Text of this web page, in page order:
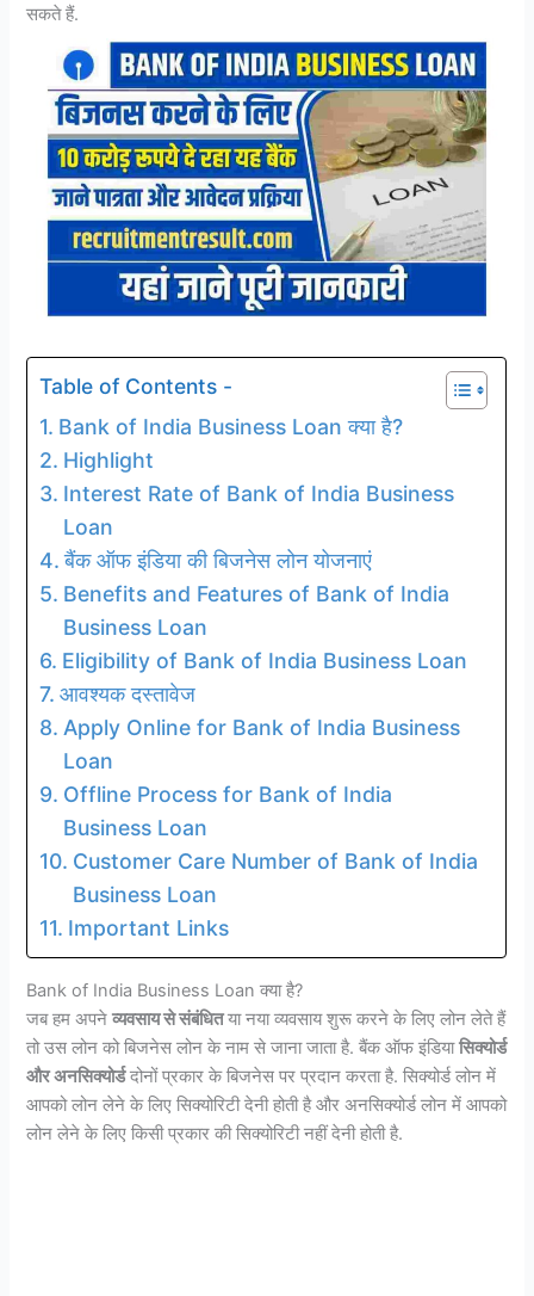
सकते हैं.
Table of Contents -
Bank of India Business Loan क्या है?
Highlight
Interest Rate of Bank of India Business
Loan
बैंक ऑफ इंडिया की बिजनेस लोन योजनाएं
Benefits and Features of Bank of India
Business Loan
Eligibility of Bank of India Business Loan
आवश्यक दस्तावेज
Apply Online for Bank of India Business
Loan
Offline Process for Bank of India
Business Loan
Customer Care Number of Bank of India
Business Loan
Important Links
Bank of India Business Loan क्या है?
जब हम अपनेव्यवसाय से संबंधितया नया व्यवसाय शुरू करने के लिए लोन लेते हैं
तो उस लोन को बिजनेस लोन के नाम से जाना जाता है. बैंक ऑफ इंडियासिक्योर्ड
और अनसिक्योर्डदोनों प्रकार के बिजनेस पर प्रदान करता है. सिक्योर्ड लोन में
आपको लोन लेने के लिए सिक्योरिटी देनी होती है और अनसिक्योर्ड लोन में आपको
लोन लेने के लिए किसी प्रकार की सिक्योरिटी नहीं देनी होती है.